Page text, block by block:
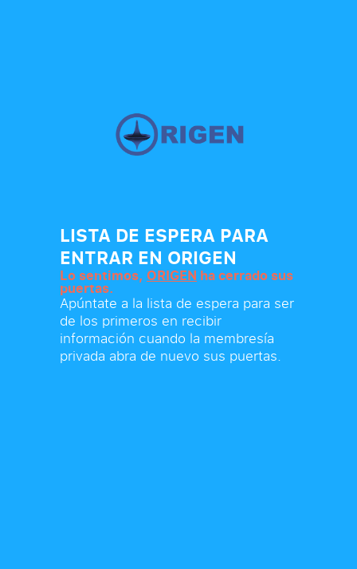
LISTA DE ESPERA PARA
ENTRAR EN ORIGEN
Lo sentimos, ORIGEN ha cerrado sus
puertas.
Apúntate a la lista de espera para ser
de los primeros en recibir
información cuando la membresía
privada abra de nuevo sus puertas.